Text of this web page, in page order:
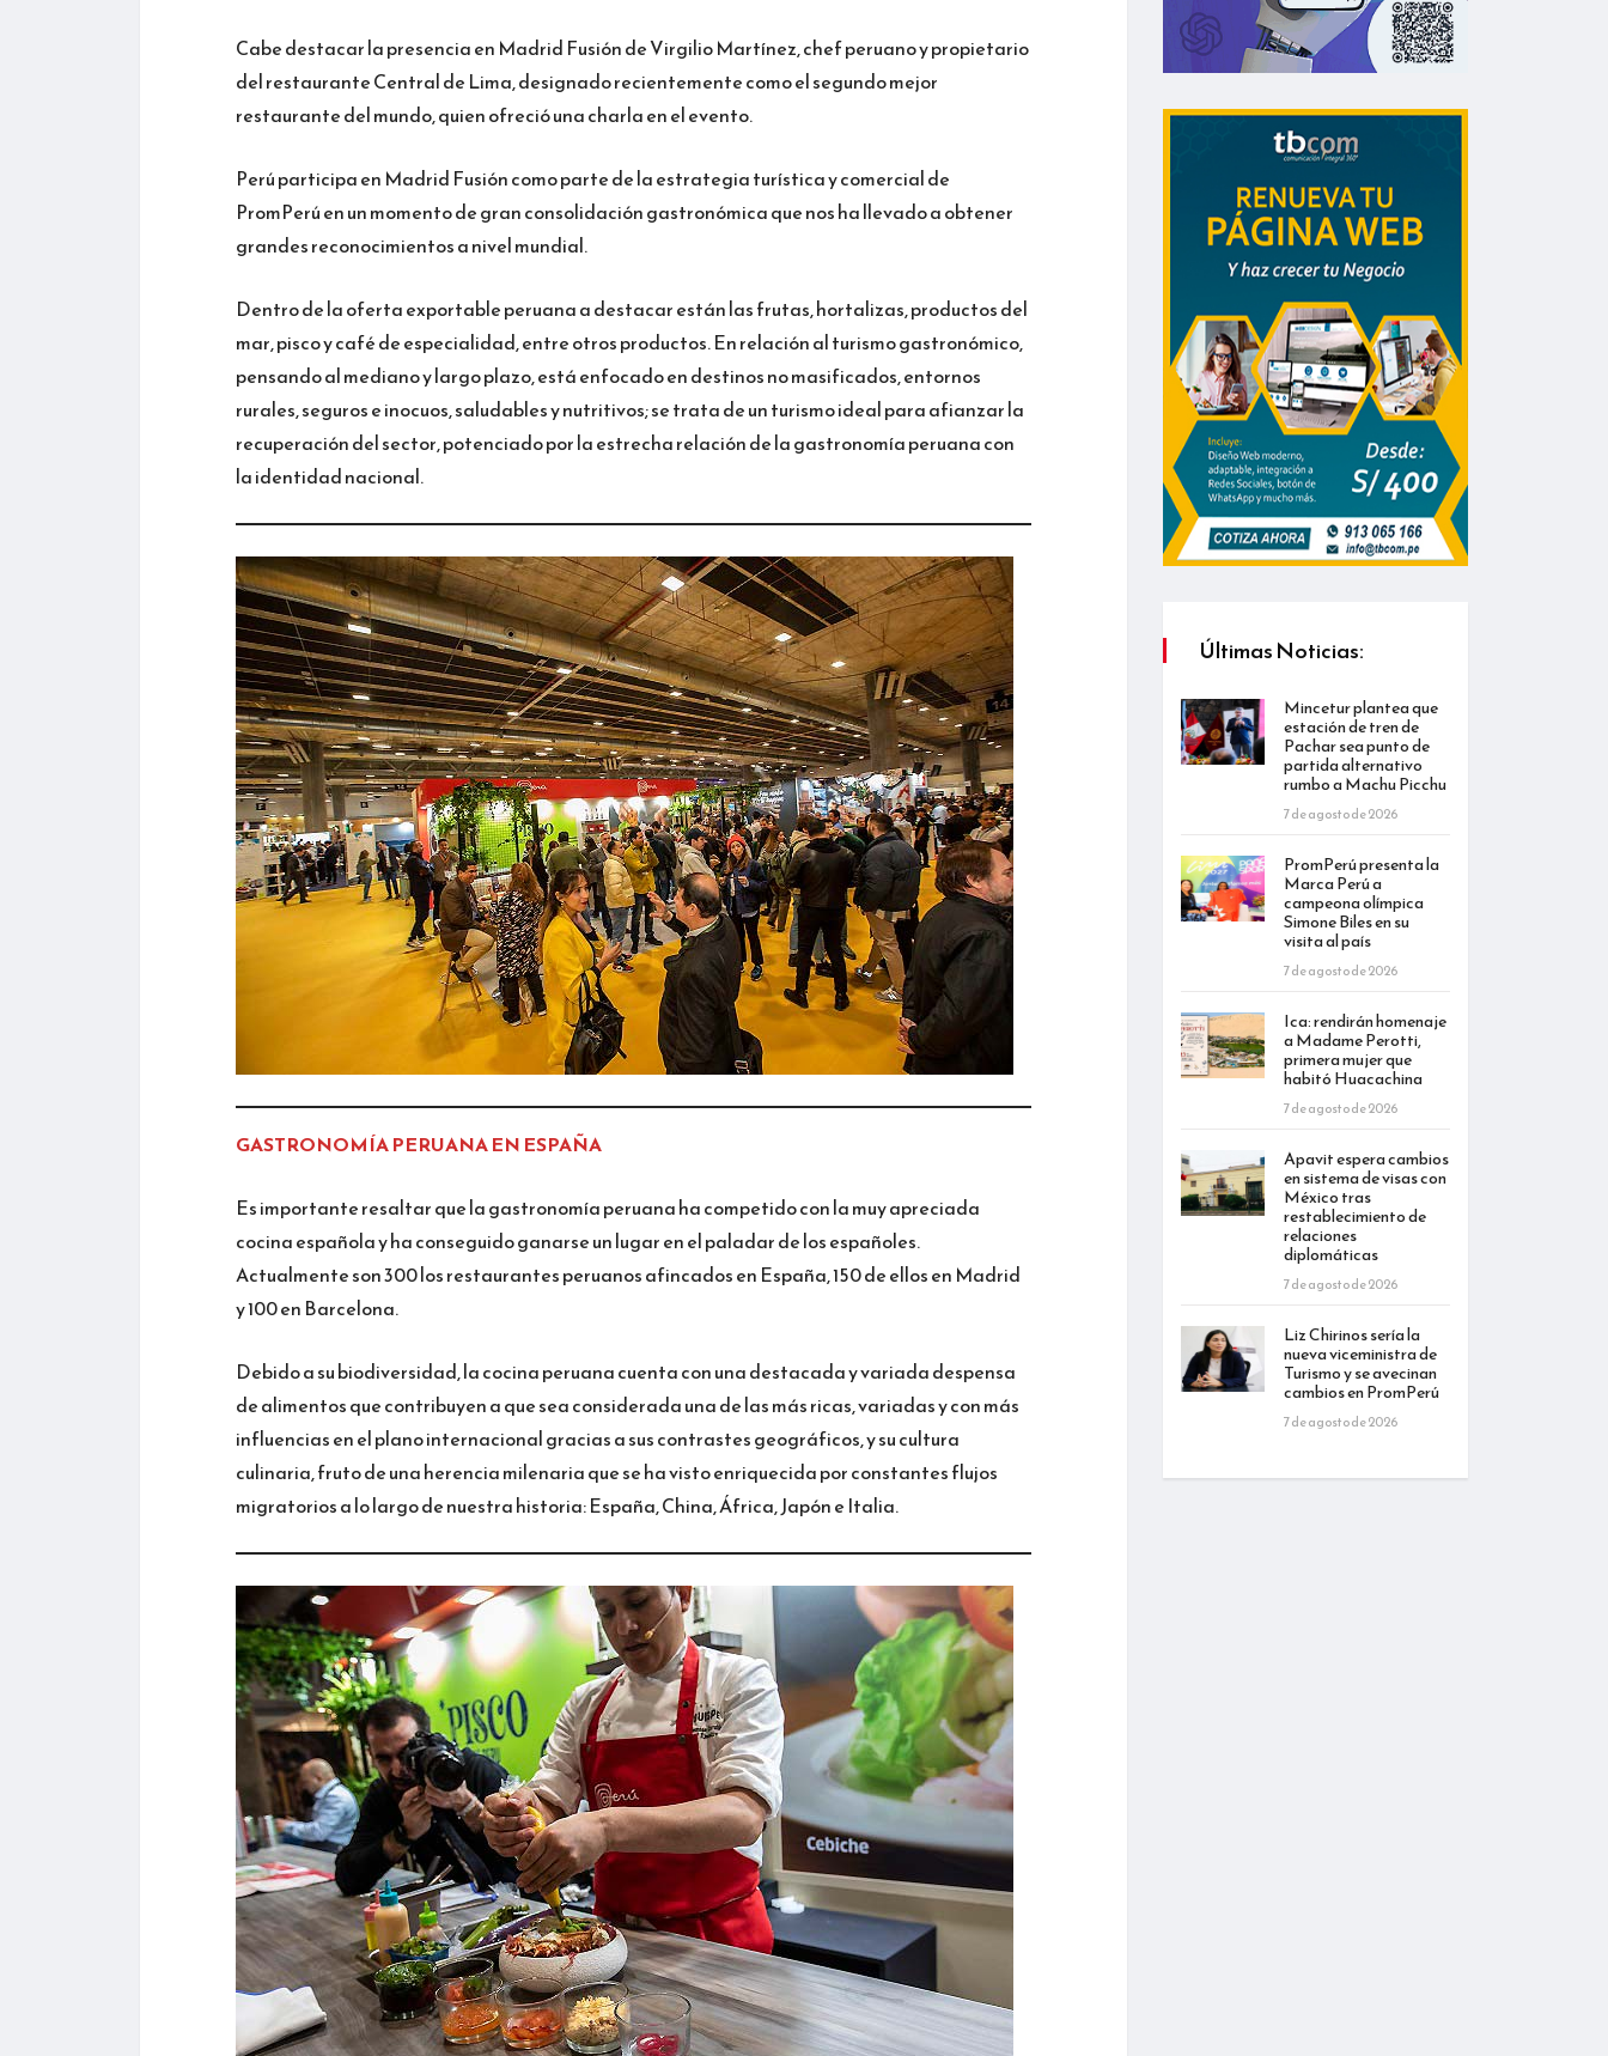
Cabe destacar la presencia en Madrid Fusión de Virgilio Martínez, chef peruano y propietario
del restaurante Central de Lima, designado recientemente como el segundo mejor
restaurante del mundo, quien ofreció una charla en el evento.
Perú participa en Madrid Fusión como parte de la estrategia turística y comercial de
PromPerú en un momento de gran consolidación gastronómica que nos ha llevado a obtener
grandes reconocimientos a nivel mundial.
Dentro de la oferta exportable peruana a destacar están las frutas, hortalizas, productos del
mar, pisco y café de especialidad, entre otros productos. En relación al turismo gastronómico,
pensando al mediano y largo plazo, está enfocado en destinos no masificados, entornos
rurales, seguros e inocuos, saludables y nutritivos; se trata de un turismo ideal para afianzar la
recuperación del sector, potenciado por la estrecha relación de la gastronomía peruana con
la identidad nacional.
GASTRONOMÍA PERUANA EN ESPAÑA
Es importante resaltar que la gastronomía peruana ha competido con la muy apreciada
cocina española y ha conseguido ganarse un lugar en el paladar de los españoles.
Actualmente son 300 los restaurantes peruanos afincados en España, 150 de ellos en Madrid
y 100 en Barcelona.
Debido a su biodiversidad, la cocina peruana cuenta con una destacada y variada despensa
de alimentos que contribuyen a que sea considerada una de las más ricas, variadas y con más
influencias en el plano internacional gracias a sus contrastes geográficos, y su cultura
culinaria, fruto de una herencia milenaria que se ha visto enriquecida por constantes flujos
migratorios a lo largo de nuestra historia: España, China, África, Japón e Italia.
Últimas Noticias:
Mincetur plantea que
estación de tren de
Pachar sea punto de
partida alternativo
rumbo a Machu Picchu
7 de agosto de 2026
PromPerú presenta la
Marca Perú a
campeona olímpica
Simone Biles en su
visita al país
7 de agosto de 2026
Ica: rendirán homenaje
a Madame Perotti,
primera mujer que
habitó Huacachina
7 de agosto de 2026
Apavit espera cambios
en sistema de visas con
México tras
restablecimiento de
relaciones
diplomáticas
7 de agosto de 2026
Liz Chirinos sería la
nueva viceministra de
Turismo y se avecinan
cambios en PromPerú
7 de agosto de 2026